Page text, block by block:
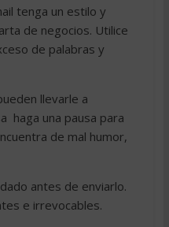
tenga un estilo y
de negocios. Utilice
de palabras y
llevarle a
haga una pausa para
de mal humor,
antes de enviarlo.
e irrevocables.